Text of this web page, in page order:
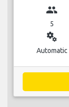
group
5
miscellaneous_services
Automatic